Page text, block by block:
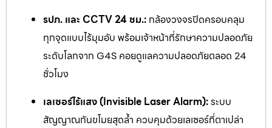
รปภ. และ CCTV 24 ชม.: กล้องวงจรปิดครอบคลุม
ทุกจุดแบบไร้มุมอับ พร้อมเจ้าหน้าที่รักษาความปลอดภัย
ระดับโลกจาก G4S คอยดูแลความปลอดภัยตลอด 24
ชั่วโมง
เลเซอร์ไร้แสง (Invisible Laser Alarm):ระบบ
สัญญาณกันขโมยสุดล้ำ ควบคุมด้วยเลเซอร์ที่ตาเปล่า